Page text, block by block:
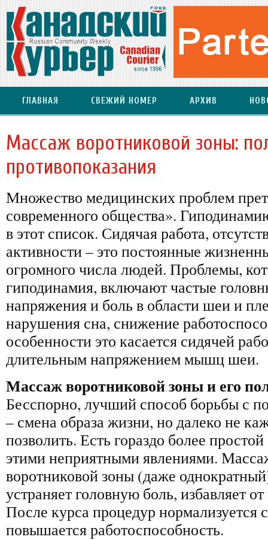
ГЛАВНАЯ СВЕЖИЙ НОМЕР АРХИВ
Массаж воротниковой зоны:
противопоказания
Множество медицинских проблем
современного общества».
в этот список. Сидячая работа,
активности – это постоянные
огромного числа людей. Проблемы,
гиподинамия, включают частые
напряжения и боль в области шеи и
нарушения сна, снижение
особенности это касается сидячей
длительным напряжением мышц шеи.
Массаж воротниковой зоны и его
Бесспорно, лучший способ борьбы с
– смена образа жизни, но далеко не
позволить. Есть гораздо более
этими неприятными явлениями.
воротниковой зоны (даже
устраняет головную боль, избавляет
После курса процедур нормализуется
повышается работоспособность.